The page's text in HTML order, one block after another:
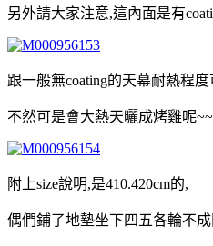
另外請大家注意,這內面是有
跟一般無coating的天幕耐熱程
不然可是會大熱天曬成烤雞呢~~
附上size說明,是410.420cm的,
偶們鋪了地墊坐下四五各輪不